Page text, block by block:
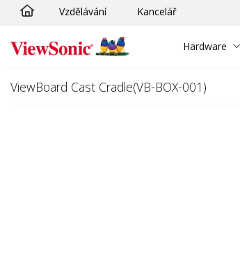
Skip to main content
Vzdělávání Kancelář
Hardware
ViewBoard Cast Cradle(VB-BOX-001)